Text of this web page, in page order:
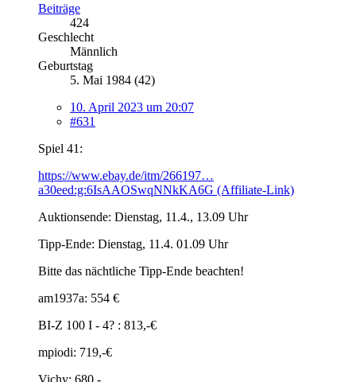
Beiträge
424
Geschlecht
Männlich
Geburtstag
5. Mai 1984 (42)
10. April 2023 um 20:07
#631
Spiel 41:
https://www.ebay.de/itm/266197…
a30eed:g:6IsAAOSwqNNkKA6G (Affiliate-Link)
Auktionsende: Dienstag, 11.4., 13.09 Uhr
Tipp-Ende: Dienstag, 11.4. 01.09 Uhr
Bitte das nächtliche Tipp-Ende beachten!
am1937a: 554 €
BI-Z 100 I - 4? : 813,-€
mpiodi: 719,-€
Vichy: 680,-